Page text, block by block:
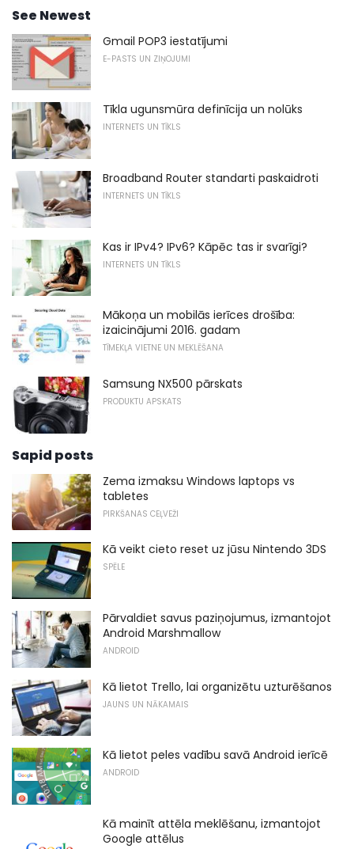
See Newest
Gmail POP3 iestatījumi
E-PASTS UN ZIŅOJUMI
Tīkla ugunsmūra definīcija un nolūks
INTERNETS UN TĪKLS
Broadband Router standarti paskaidroti
INTERNETS UN TĪKLS
Kas ir IPv4? IPv6? Kāpēc tas ir svarīgi?
INTERNETS UN TĪKLS
Mākoņa un mobilās ierīces drošība:
izaicinājumi 2016. gadam
TĪMEKĻA VIETNE UN MEKLĒŠANA
Samsung NX500 pārskats
PRODUKTU APSKATS
Sapid posts
Zema izmaksu Windows laptops vs
tabletes
PIRKŠANAS CEĻVEŽI
Kā veikt cieto reset uz jūsu Nintendo 3DS
SPĒLE
Pārvaldiet savus paziņojumus, izmantojot
Android Marshmallow
ANDROID
Kā lietot Trello, lai organizētu uzturēšanos
JAUNS UN NĀKAMAIS
Kā lietot peles vadību savā Android ierīcē
ANDROID
Kā mainīt attēla meklēšanu, izmantojot
Google attēlus